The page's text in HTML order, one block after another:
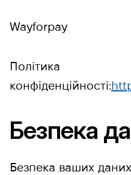
Wayforpay
Політика
конфіденційності:
Безпека
Безпека ваших